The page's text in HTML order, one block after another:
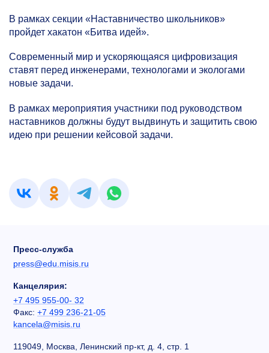
В рамках секции «Наставничество школьников»
пройдет хакатон «Битва идей».
Современный мир и ускоряющаяся цифровизация
ставят перед инженерами, технологами и экологами
новые задачи.
В рамках мероприятия участники под руководством
наставников должны будут выдвинуть и защитить свою
идею при решении кейсовой задачи.
Пресс-служба
press@edu.misis.ru
Канцелярия:
+7 495 955-00- 32
Факс: +7 499 236-21-05
kancela@misis.ru
119049, Москва, Ленинский пр-кт, д. 4, стр. 1